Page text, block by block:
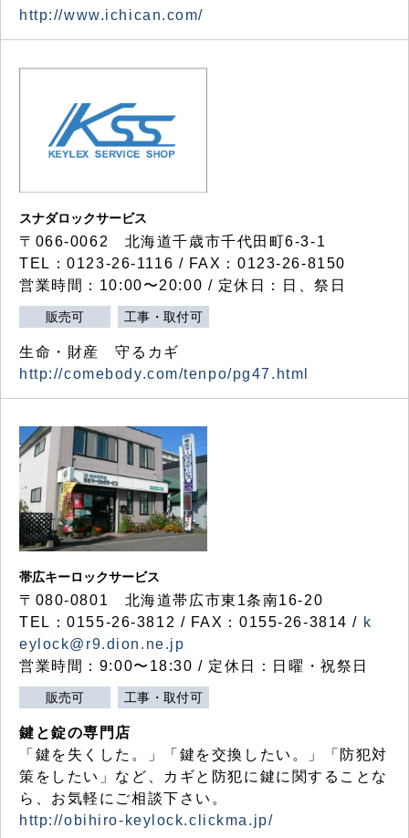
http://www.ichican.com/
スナダロックサービス
〒066-0062 北海道千歳市千代田町6-3-1
TEL：0123-26-1116 / FAX：0123-26-8150
営業時間：10:00〜20:00 / 定休日：日、祭日
販売可 工事・取付可
生命・財産 守るカギ
http://comebody.com/tenpo/pg47.html
帯広キーロックサービス
〒080-0801 北海道帯広市東1条南16-20
TEL：0155-26-3812 / FAX：0155-26-3814 / k
eylock@r9.dion.ne.jp
営業時間：9:00〜18:30 / 定休日：日曜・祝祭日
販売可 工事・取付可
鍵と錠の専門店
「鍵を失くした。」「鍵を交換したい。」「防犯対
策をしたい」など、カギと防犯に鍵に関することな
ら、お気軽にご相談下さい。
http://obihiro-keylock.clickma.jp/